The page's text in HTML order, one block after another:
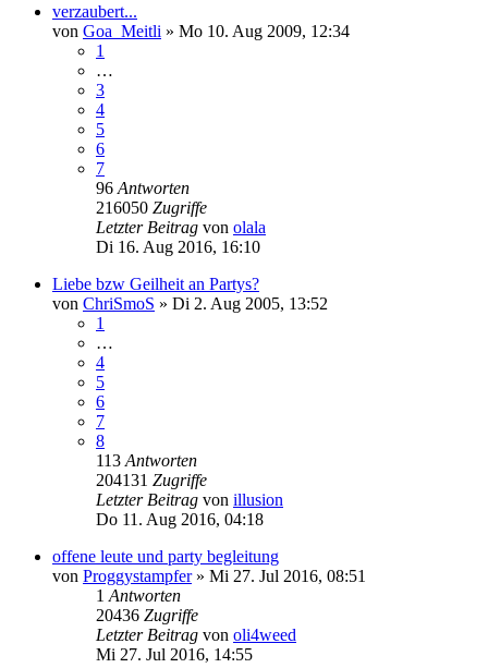
verzaubert...
von Goa_Meitli » Mo 10. Aug 2009, 12:34
1
…
3
4
5
6
7
96 Antworten
216050 Zugriffe
Letzter Beitrag von olala
Di 16. Aug 2016, 16:10
Liebe bzw Geilheit an Partys?
von ChriSmoS » Di 2. Aug 2005, 13:52
1
…
4
5
6
7
8
113 Antworten
204131 Zugriffe
Letzter Beitrag von illusion
Do 11. Aug 2016, 04:18
offene leute und party begleitung
von Proggystampfer» Mi 27. Jul 2016, 08:51
1 Antworten
20436 Zugriffe
Letzter Beitrag von oli4weed
Mi 27. Jul 2016, 14:55